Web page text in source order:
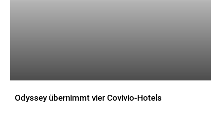
Odyssey übernimmt vier Covivio-Hotels